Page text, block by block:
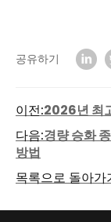
공유하기
이전:2026년 최
다음:경량 승화
방법
목록으로 돌아가